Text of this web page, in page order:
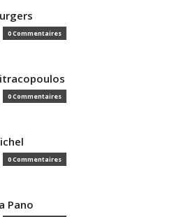
0 Commentaires
0 Commentaires
0 Commentaires
Pano